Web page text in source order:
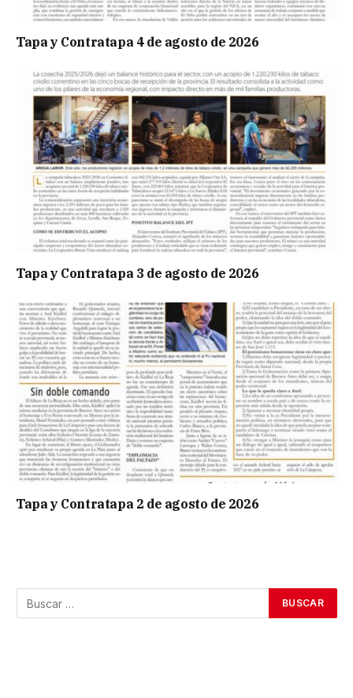
Tapa y Contratapa 4 de agosto de 2026
Tapa y Contratapa 3 de agosto de 2026
Tapa y Contratapa 2 de agosto de 2026